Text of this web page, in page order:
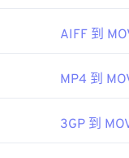
AIFF 到
MP4 到
3GP 到